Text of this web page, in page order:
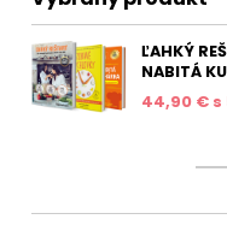
ĽAHKÝ
NABITÁ
44,90 € s